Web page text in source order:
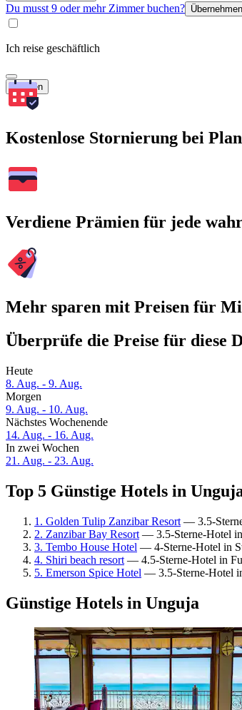
Du musst 9 oder mehr Zimmer buchen? Übernehmen
Ich reise geschäftlich
Suchen
Kostenlose Stornierung bei
Verdiene Prämien für jede
Mehr sparen mit Preisen für
Überprüfe die Preise für diese
Heute
8. Aug. - 9. Aug.
Morgen
9. Aug. - 10. Aug.
Nächstes Wochenende
14. Aug. - 16. Aug.
In zwei Wochen
21. Aug. - 23. Aug.
Top 5 Günstige Hotels in
1. Golden Tulip Zanzibar Resort — 3.5-
2. Zanzibar Bay Resort — 3.5-Sterne-Hotel
3. Tembo House Hotel — 4-Sterne-Hotel in
4. Shiri beach resort — 4.5-Sterne-Hotel in
5. Emerson Spice Hotel — 3.5-Sterne-Hotel
Günstige Hotels in Unguja